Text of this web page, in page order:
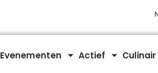
Evenementen Actief Culinair